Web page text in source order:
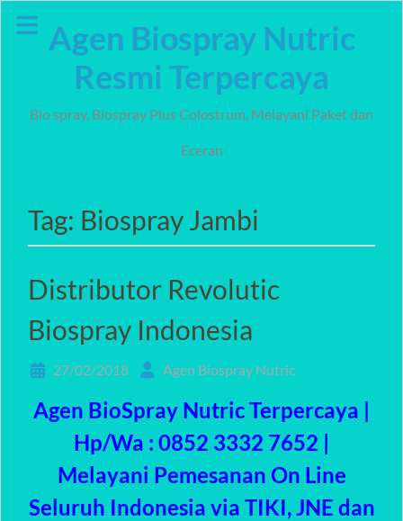
Agen Biospray Nutric
Resmi Terpercaya
Bio spray, Biospray Plus Colostrum, Melayani Paket dan
Eceran
Tag: Biospray Jambi
Distributor Revolutic
Biospray Indonesia
27/02/2018 Agen Biospray Nutric
Agen BioSpray Nutric Terpercaya |
Hp/Wa : 0852 3332 7652 |
Melayani Pemesanan On Line
Seluruh Indonesia via TIKI, JNE dan